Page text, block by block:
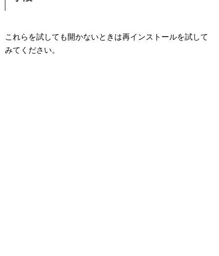
これらを試しても開かないときは再インストールを試して
みてください。